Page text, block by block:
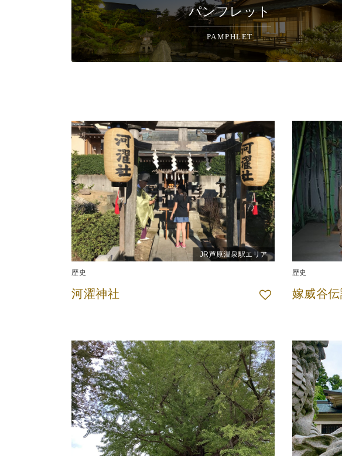
パンフレット
PAMPHLET
JR芦原温泉駅エリア
歴史
河濯神社
歴史
嫁威谷